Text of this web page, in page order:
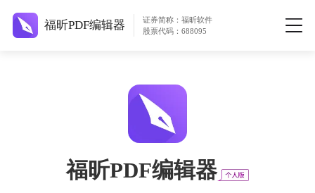
福昕PDF编辑器
证券简称：福昕软件
股票代码：688095
福昕PDF编辑器